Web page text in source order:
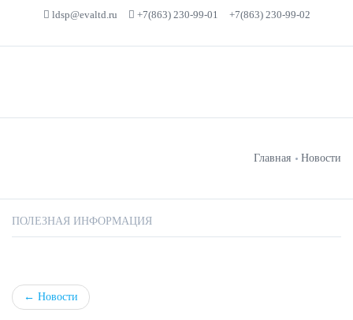
ldsp@evaltd.ru +7(863) 230-99-01 +7(863) 230-99-02
Главная Новости
ПОЛЕЗНАЯ ИНФОРМАЦИЯ
← Новости